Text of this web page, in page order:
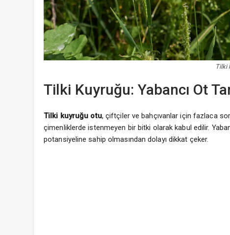
Tilki
Tilki Kuyruğu: Yabancı Ot
Tilki kuyruğu otu, çiftçiler ve bahçıvanlar için fazlaca
çimenliklerde istenmeyen bir bitki olarak kabul edilir.
potansiyeline sahip olmasından dolayı dikkat çeker.